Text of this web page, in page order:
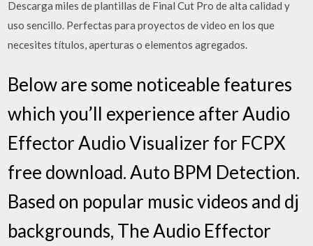
Descarga miles de plantillas de Final Cut Pro de alta calidad y
uso sencillo. Perfectas para proyectos de video en los que
necesites títulos, aperturas o elementos agregados.
Below are some noticeable features
which you’ll experience after Audio
Effector Audio Visualizer for FCPX
free download. Auto BPM Detection.
Based on popular music videos and dj
backgrounds, The Audio Effector